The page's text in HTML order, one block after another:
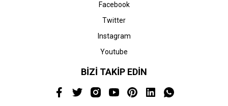
Facebook
Twitter
Instagram
Youtube
BİZİ TAKİP EDİN